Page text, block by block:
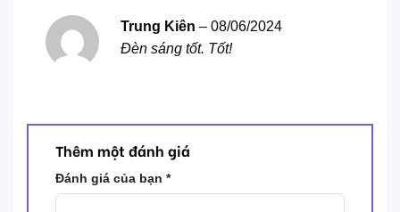
Trung Kiên – 08/06/2024
Đèn sáng tốt. Tốt!
Thêm một đánh giá
Đánh giá của bạn *